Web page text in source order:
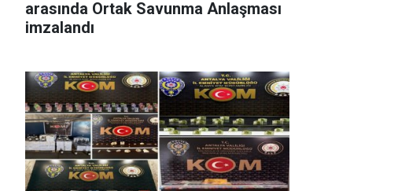
arasında Ortak Savunma Anlaşması
imzalandı